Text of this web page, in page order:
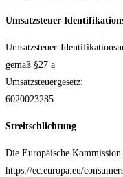
Umsatzsteuer-
Umsatzsteuer-
gemäß §27 a
Umsatzsteuergesetz:
6020023285
Streitschlichtung
Die Europäische
https://ec.europa.eu/